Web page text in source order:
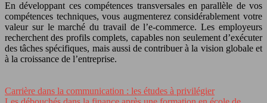
En développant ces compétences transversales en parallèle de vos
compétences techniques, vous augmenterez considérablement votre
valeur sur le marché du travail de l’e-commerce. Les employeurs
recherchent des profils complets, capables non seulement d’exécuter
des tâches spécifiques, mais aussi de contribuer à la vision globale et
à la croissance de l’entreprise.
Carrière dans la communication : les études à privilégier